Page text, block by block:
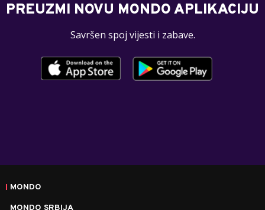
PREUZMI NOVU MONDO APLIKACIJU
Savršen spoj vijesti i zabave.
MONDO
MONDO SRBIJA